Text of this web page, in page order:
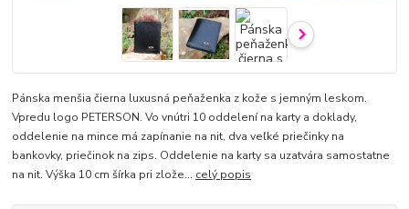
Pánska menšia čierna luxusná peňaženka z kože s jemným leskom.
Vpredu logo PETERSON. Vo vnútri 10 oddelení na karty a doklady,
oddelenie na mince má zapínanie na nit, dva veľké priečinky na
bankovky, priečinok na zips. Oddelenie na karty sa uzatvára samostatne
na nit. Výška 10 cm šírka pri zlože... celý popis